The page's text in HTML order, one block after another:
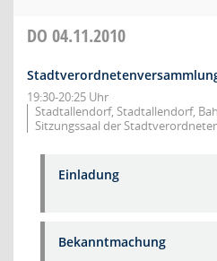
DO 04.11.2010
19:30-20:25 Uhr
Stadtallendorf, Stadtallendorf,
Sitzungssaal der
Einladung
Bekanntmachung